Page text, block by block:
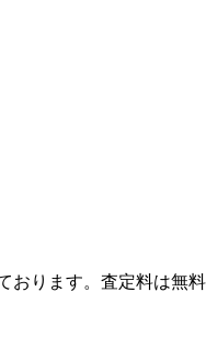
おります。査定料は無